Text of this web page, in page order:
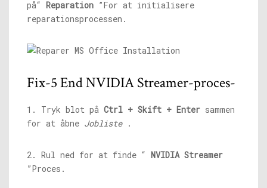
på“ Reparation ”For at initialisere
reparationsprocessen.
Fix-5 End NVIDIA Streamer-proces-
1. Tryk blot på Ctrl + Skift + Enter sammen
for at åbne Jobliste.
2. Rul ned for at finde “ NVIDIA Streamer
”Proces.